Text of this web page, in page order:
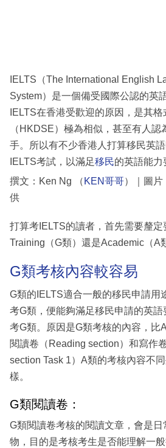
IELTS（The International English
System）是一個備受國際公認的英
IELTS在香港受歡迎的原因，是其
（HKDSE）極為相似，甚至有人認
手。所以有不少香港人打算移民英
IELTS考試，以滿足移民的英語能力
撰文：Ken Ng （ KEN哥哥）｜圖
供
打算考IELTS的讀者，首先需要釐定
Training（G類）還是Academic（A
G類考核內容較容易
G類的IELTS適合一般的移民申請用
考G類，便能夠滿足移民申請的英
考G類。原因是G類考核的內容，比
閱讀卷（Reading section）和寫作
section Task 1）A類的考核內容不
樣。
G類閱讀卷：
G類閱讀卷考核的閱讀文章，會是日
物，目的是考核考生是否能理解一